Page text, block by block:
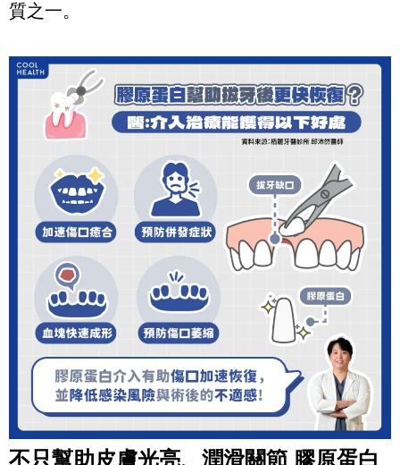
質之一。
不只幫助皮膚光亮、潤滑關節 膠原蛋白